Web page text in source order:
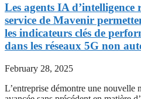
Les agents IA d’intelligence
service de Mavenir
les indicateurs clés de
dans les réseaux 5G non
February 28, 2025
L’entreprise démontre une nouvelle